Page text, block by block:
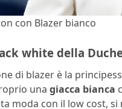
con Blazer bianco
white della
di blazer è la
una giacca bianca
moda con il low cost,